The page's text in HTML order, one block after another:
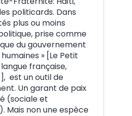
politicards. Dans
plus ou moins
prise comme
du gouvernement
» [Le Petit
française,
est un outil de
Un garant de paix
(sociale et
Mais non une espèce